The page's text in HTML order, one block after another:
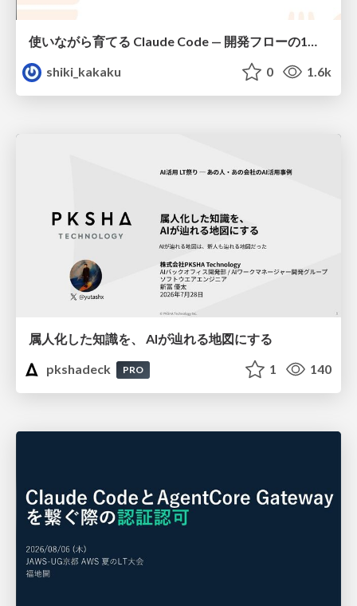
使いながら育てる Claude Code — 開発フローの1コマンド化 × 繰り返し指摘の自動仕組み化
shiki_kakaku
0 1.6k
属人化した知識を、 AIが辿れる地図にする
pkshadeck
PRO 1 140